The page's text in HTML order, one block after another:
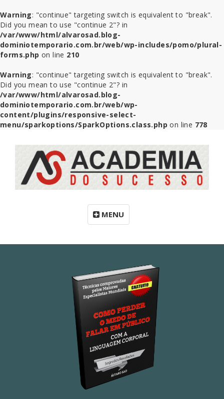
Warning: "continue" targeting switch is equivalent to "break".
Did you mean to use "continue 2"? in
/var/www/html/alvarosad.blog-
dominiotemporario.com.br/web/wp-includes/pomo/plural-
forms.php on line 210
Warning: "continue" targeting switch is equivalent to "break".
Did you mean to use "continue 2"? in
/var/www/html/alvarosad.blog-
dominiotemporario.com.br/web/wp-
content/plugins/responsive-select-
menu/sparkoptions/SparkOptions.class.php on line 778
MENU